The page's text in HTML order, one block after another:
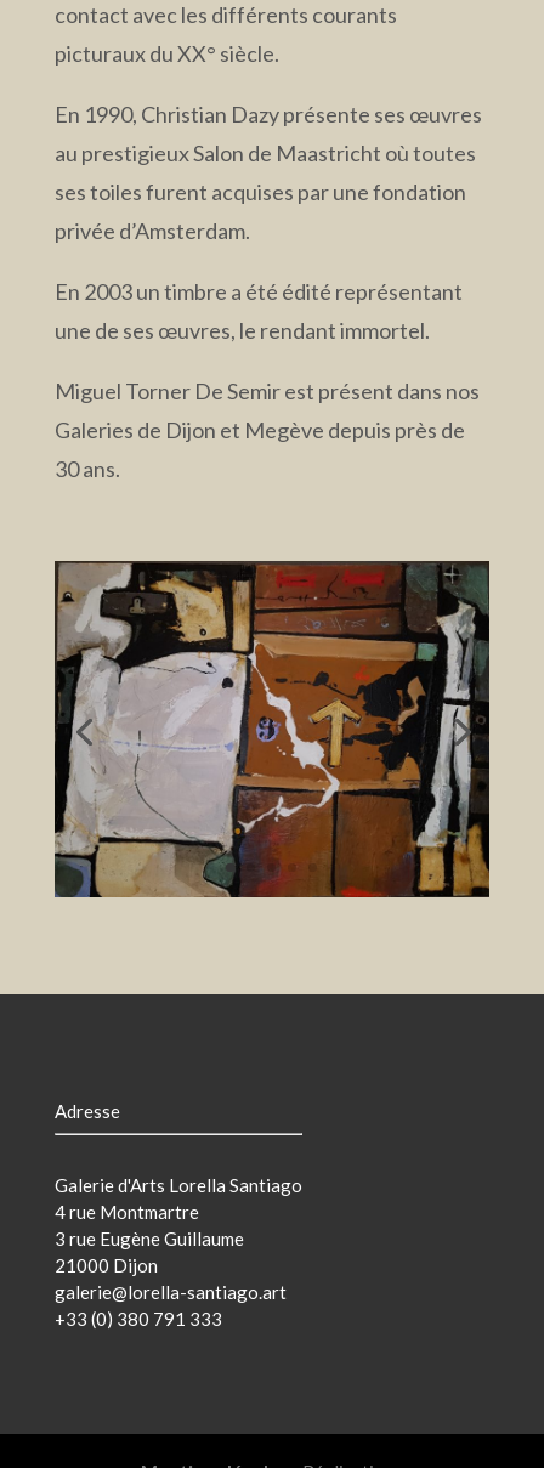
contact avec les différents courants
picturaux du XX° siècle.
En 1990, Christian Dazy présente ses œuvres
au prestigieux Salon de Maastricht où toutes
ses toiles furent acquises par une fondation
privée d’Amsterdam.
En 2003 un timbre a été édité représentant
une de ses œuvres, le rendant immortel.
Miguel Torner De Semir est présent dans nos
Galeries de Dijon et Megève depuis près de
30 ans.
Adresse
Galerie d'Arts Lorella Santiago
4 rue Montmartre
3 rue Eugène Guillaume
21000 Dijon
galerie@lorella-santiago.art
+33 (0) 380 791 333